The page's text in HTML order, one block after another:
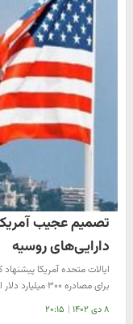
دارایی‌های روسیه
برای مصادره ۳۰۰ میلیارد دلار از…
۸ دی ۱۴۰۲ | ۲۰:۱۵